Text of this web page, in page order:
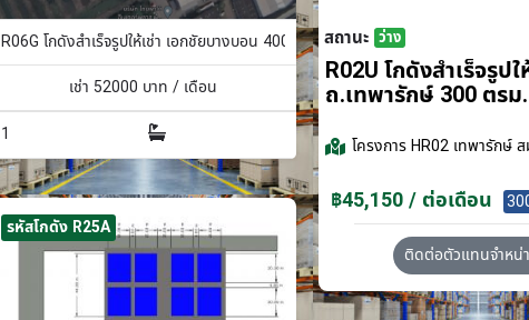
R06G โกดังสำเร็จรูปให้เช่า เอกชัยบางบอน 400 ตรม.
เช่า 52000 บาท / เดือน
1
สถานะ ว่าง
R02U โกดังสำเร็จรูปใ
ถ.เทพารักษ์ 300 ตรม.
โครงการHR02 เทพารักษ์
฿45,150 / ต่อเดือน
ติดต่อตัวแทนจำหน่
รหัสโกดัง R25A